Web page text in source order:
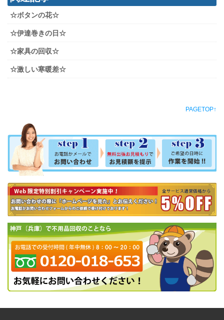
☆ボタンの花☆
☆伊達巻きの日☆
☆家具の回収☆
☆激しい寒暖差☆
PAGETOP↑